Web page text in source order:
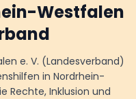
Westfalen
e. V. (Landesverband)
in Nordrhein-
Rechte, Inklusion und